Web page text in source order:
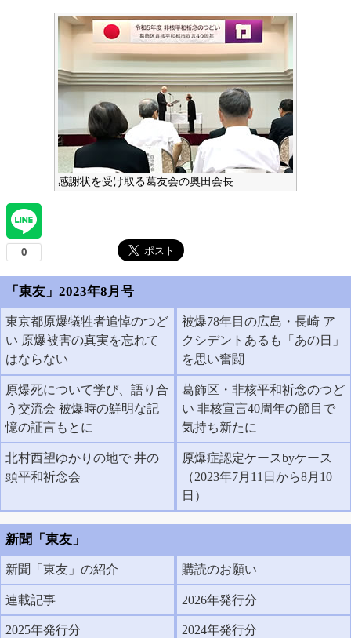
感謝状を受け取る葛友会の奥田会長
「東友」2023年8月号
東京都原爆犠牲者追悼のつど
い 原爆被害の真実を忘れて
はならない
被爆78年目の広島・長崎 ア
クシデントあるも「あの日」
を思い奮闘
原爆死について学び、語り合
う交流会 被爆時の鮮明な記
憶の証言もとに
葛飾区・非核平和祈念のつど
い 非核宣言40周年の節目で
気持ち新たに
北村西望ゆかりの地で 井の
頭平和祈念会
原爆症認定ケースbyケース
（2023年7月11日から8月10
日）
新聞「東友」
新聞「東友」の紹介 購読のお願い
連載記事 2026年発行分
2025年発行分 2024年発行分